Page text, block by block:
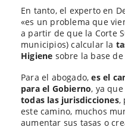
En tanto, el experto en
«es un problema que
a partir de que la Corte
municipios) calcular la
Higiene sobre la base
Para el abogado,es el
para el Gobierno, ya
todas las jurisdicciones,
este camino, muchos
aumentar sus tasas o